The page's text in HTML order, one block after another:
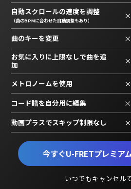
今すぐU-FRETプレミア
いつでもキャンセル
自動スクロールの速度を調整
（曲のBPMに合わせた自動調整もあり） ×
曲のキーを変更 ×
お気に入りに上限なしで曲を追
加
×
メトロノームを使用 ×
コード譜を自分用に編集 ×
動画プラスでスキップ制限なし ×